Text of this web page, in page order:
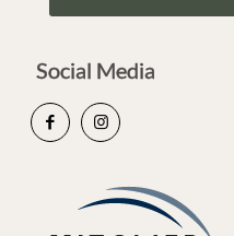
Social Media